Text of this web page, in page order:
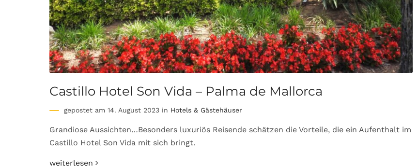
Castillo Hotel Son Vida – Palma de Mallorca
gepostet am 14. August 2023 in Hotels & Gästehäuser
Grandiose Aussichten…Besonders luxuriös Reisende schätzen die Vorteile, die ein Aufenthalt im
Castillo Hotel Son Vida mit sich bringt.
weiterlesen